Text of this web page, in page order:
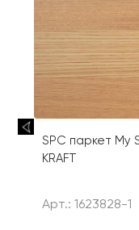
SPC паркет My
KRAFT
Арт.: 1623828-1